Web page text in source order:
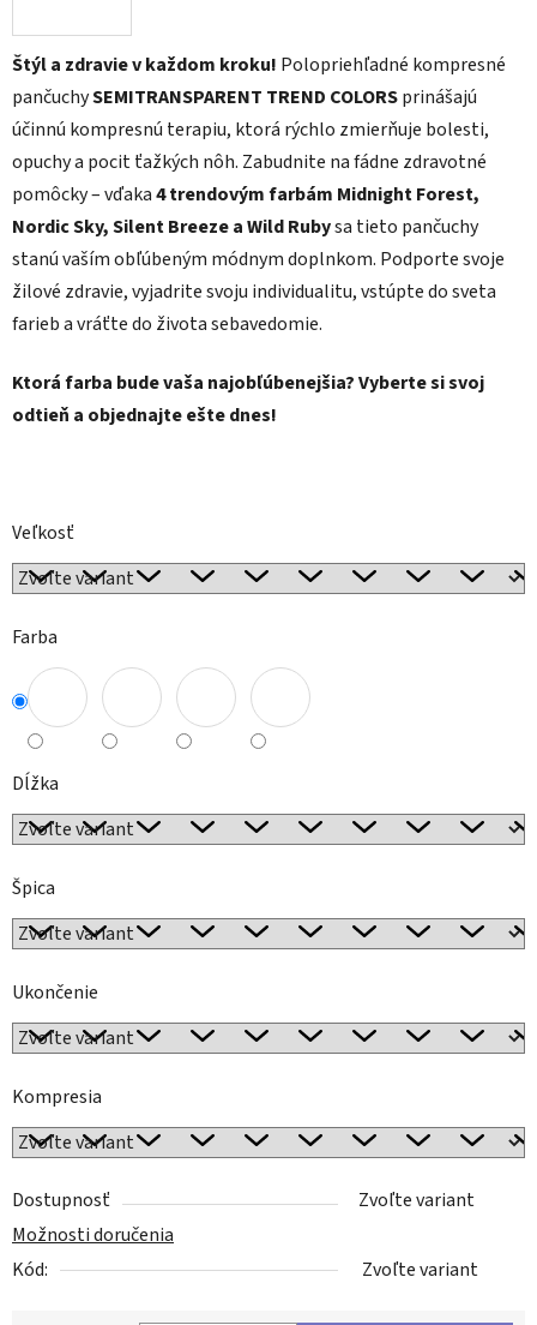
Štýl a zdravie v každom kroku! Polopriehľadné kompresné
pančuchySEMITRANSPARENT TREND COLORSprinášajú
účinnú kompresnú terapiu, ktorá rýchlo zmierňuje bolesti,
opuchy a pocit ťažkých nôh. Zabudnite na fádne zdravotné
pomôcky – vďaka4 trendovým farbám Midnight Forest,
Nordic Sky, Silent Breeze a Wild Rubysa tieto pančuchy
stanú vaším obľúbeným módnym doplnkom. Podporte svoje
žilové zdravie, vyjadrite svoju individualitu, vstúpte do sveta
farieb a vráťte do života sebavedomie.
Ktorá farba bude vaša najobľúbenejšia? Vyberte si svoj
odtieň a objednajte ešte dnes!
Veľkosť
Farba
Dĺžka
Špica
Ukončenie
Kompresia
Dostupnosť
Zvoľte variant
Možnosti doručenia
Kód:
Zvoľte variant